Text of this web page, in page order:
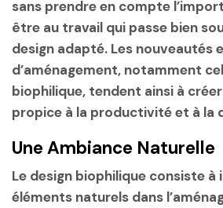
sans prendre en compte
être au travail qui passe bien
design adapté. Les nouveautés
d’aménagement, notamment
biophilique, tendent ainsi à
propice à la productivité et à la
Une Ambiance Naturelle
Le design biophilique consiste à
éléments naturels dans